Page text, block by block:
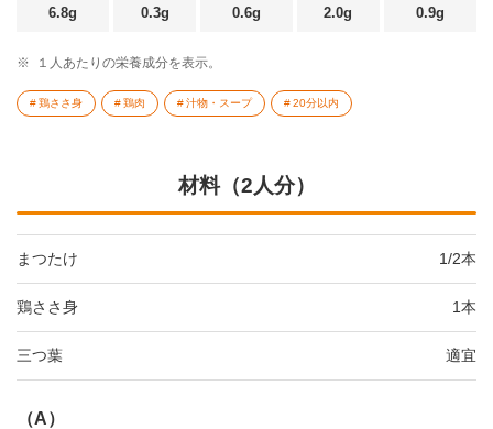
6.8g 0.3g 0.6g 2.0g 0.9g
※ １人あたりの栄養成分を表示。
鶏ささ身 鶏肉 汁物・スープ 20分以内
材料（2人分）
まつたけ 1/2本
鶏ささ身 1本
三つ葉 適宜
（A）